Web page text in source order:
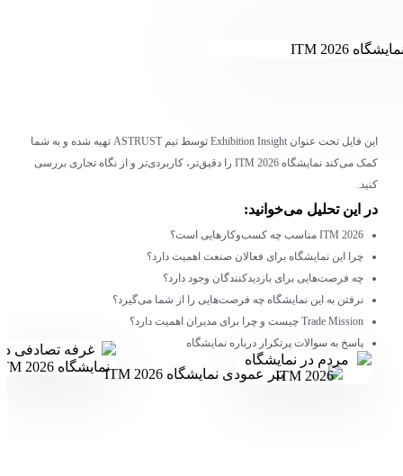
این فایل تحت عنوان Exhibition Insight توسط تیم ASTRUST تهیه شده و به شما
کمک می‌کند نمایشگاه ITM 2026 را دقیق‌تر، کاربردی‌تر و از نگاه تجاری بررسی
این تحلیل می‌خوانید:
ITM 2026 مناسب چه کسب‌وکارهایی است؟
چرا این نمایشگاه برای فعالان صنعت اهمیت دارد؟
چه فرصت‌هایی برای بازدیدکنندگان وجود دارد؟
نرفتن به این نمایشگاه چه فرصت‌هایی را از شما می‌گیرد؟
Trade Mission چیست و چرا برای مدیران اهمیت دارد؟
پاسخ به سوالات پرتکرار درباره نمایشگاه